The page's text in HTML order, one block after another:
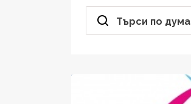
Търси по дума